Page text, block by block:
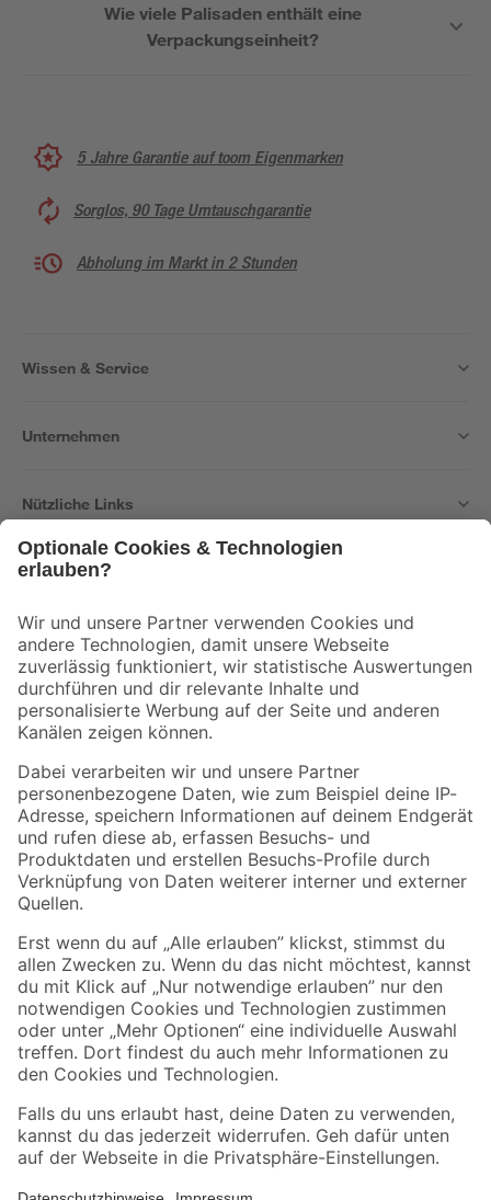
Wie viele Palisaden enthält eine
Verpackungseinheit?
5 Jahre Garantie auf toom Eigenmarken
Sorglos, 90 Tage Umtauschgarantie
Abholung im Markt in 2 Stunden
Wissen & Service
Unternehmen
Nützliche Links
Der toom Newsletter: Keine Angebote und Aktionen mehr verpassen!
Zur Newsletter Anmeldung
Folge uns
Zahlungsarten Versandarten
Sicher einkaufen
Jetzt die toom-App herunterladen
Alle Preisangaben in EUR inkl. gesetzl. MwSt.. Die dargestellten Angebote sind unter
Umständen nicht in allen Märkten verfügbar. Die angegebenen Verfügbarkeiten beziehen
Produkte nur solange der Vorrat reicht.